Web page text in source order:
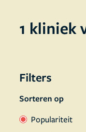
1 kliniek
Filters
Sorteren op
Populariteit